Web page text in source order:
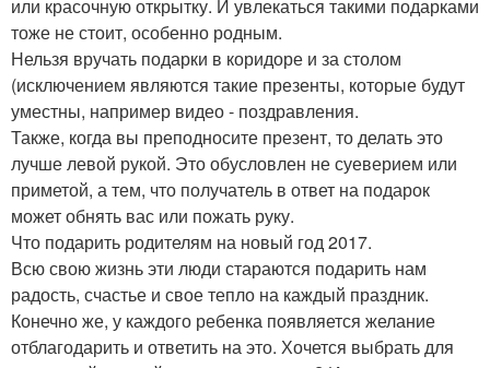
или красочную открытку. И увлекаться такими подарками
тоже не стоит, особенно родным.
Нельзя вручать подарки в коридоре и за столом
(исключением являются такие презенты, которые будут
уместны, например видео - поздравления.
Также, когда вы преподносите презент, то делать это
лучше левой рукой. Это обусловлен не суеверием или
приметой, а тем, что получатель в ответ на подарок
может обнять вас или пожать руку.
Что подарить родителям на новый год 2017.
Всю свою жизнь эти люди стараются подарить нам
радость, счастье и свое тепло на каждый праздник.
Конечно же, у каждого ребенка появляется желание
отблагодарить и ответить на это. Хочется выбрать для